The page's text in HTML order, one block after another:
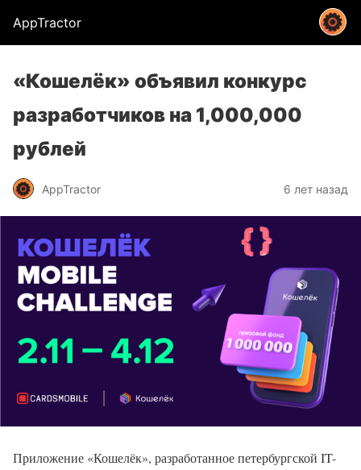
AppTractor
«Кошелёк» объявил конкурс
разработчиков на 1,000,000
рублей
AppTractor 6 лет назад
Приложение «Кошелёк», разработанное петербургской IT-